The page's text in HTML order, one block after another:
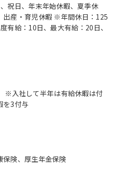
祝日、年末年始休暇、夏季休
出産・育児休暇 ※年間休日：125
有給：10日、最大有給：20日、
入社して半年は有給休暇は付
を3付与
保険、厚生年金保険